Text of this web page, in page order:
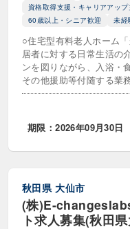
資格取得支援・キャリアアップ
60歳以上・シニア歓迎
未経
○住宅型有料老人ホーム
居者に対する日常生活の
ンを図りながら、入浴・
その他援助等付随する業
期限：2026年09月30日
秋田県 大仙市
(株)E-
ト求人募集(秋田